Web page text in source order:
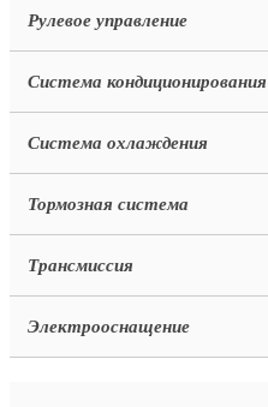
Рулевое управление
Система кондиционирования
Система охлаждения
Тормозная система
Трансмиссия
Электрооснащение